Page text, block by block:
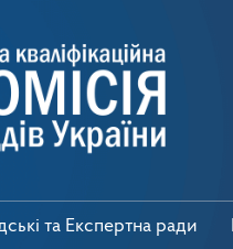
та Експертна ради